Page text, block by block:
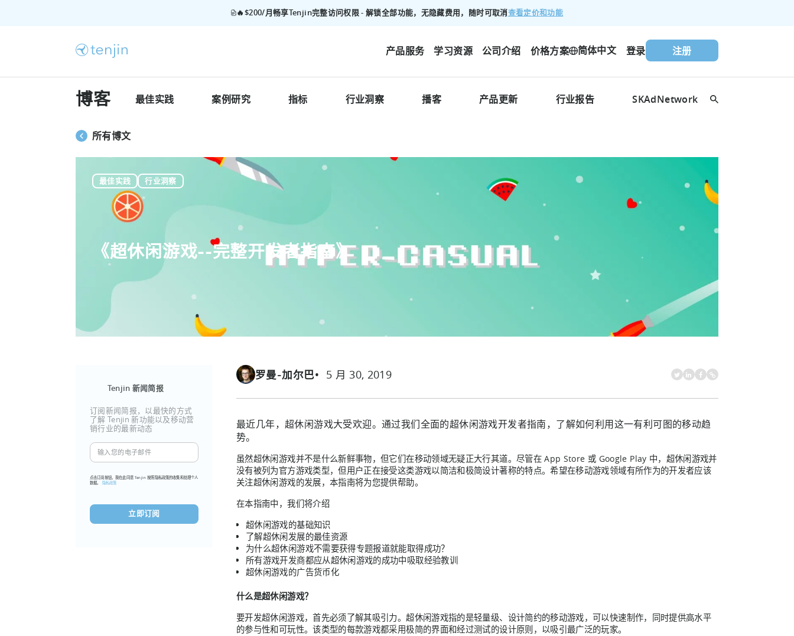
🔥$200/月畅享Tenjin完整访问权限 - 解锁全部功能，无隐藏费用，随时可取消查看定价和功能
产品服务 学习资源 公司介绍 价格方案 简体中文 登录 注册
博客 最佳实践 案例研究 指标 行业洞察 播客 产品更新 行业报告 SKAdNetwork
所有博文
最佳实践 行业洞察
《超休闲游戏--完整开发者指南》
Tenjin 新闻简报
订阅新闻简报，以最快的方式
了解 Tenjin 新功能以及移动营
销行业的最新动态
输
入
您
的
电
点击订阅按钮，我在此同意 Tenjin 按照隐私政策的收集和处理个人
数据。 隐私政策
罗曼-加尔巴 5 月 30, 2019
最近几年，超休闲游戏大受欢迎。通过我们全面的超休闲游戏开发者指南，了解如何利用这一有利可图的移动趋
势。
虽然超休闲游戏并不是什么新鲜事物，但它们在移动领域无疑正大行其道。尽管在 App Store 或 Google Play 中，超休闲游戏并
没有被列为官方游戏类型，但用户正在接受这类游戏以简洁和极简设计著称的特点。希望在移动游戏领域有所作为的开发者应该
关注超休闲游戏的发展，本指南将为您提供帮助。
在本指南中，我们将介绍
超休闲游戏的基础知识
了解超休闲发展的最佳资源
为什么超休闲游戏不需要获得专题报道就能取得成功？
所有游戏开发商都应从超休闲游戏的成功中吸取经验教训
超休闲游戏的广告货币化
什么是超休闲游戏？
要开发超休闲游戏，首先必须了解其吸引力。超休闲游戏指的是轻量级、设计简约的移动游戏，可以快速制作，同时提供高水平
的参与性和可玩性。该类型的每款游戏都采用极简的界面和经过测试的设计原则，以吸引最广泛的玩家。